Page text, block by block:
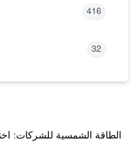
416
32
الطاقة الشمسية للشركات: